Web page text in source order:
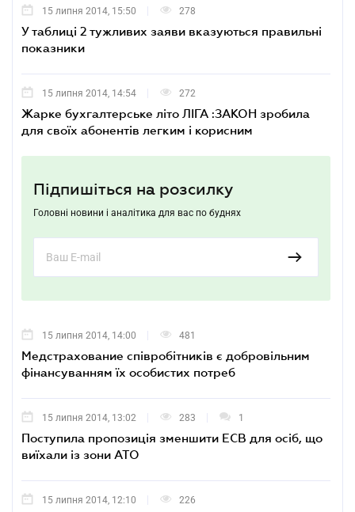
15 липня 2014, 15:50 278
У таблиці 2 тужливих заяви вказуються правильні
показники
15 липня 2014, 14:54 272
Жарке бухгалтерське літо ЛІГА :ЗАКОН зробила
для своїх абонентів легким і корисним
Підпишіться на розсилку
Головні новини і аналітика для вас по буднях
15 липня 2014, 14:00 481
Медстрахование співробітників є добровільним
фінансуванням їх особистих потреб
15 липня 2014, 13:02 283 1
Поступила пропозиція зменшити ЕСВ для осіб, що
виїхали із зони АТО
15 липня 2014, 12:10 226